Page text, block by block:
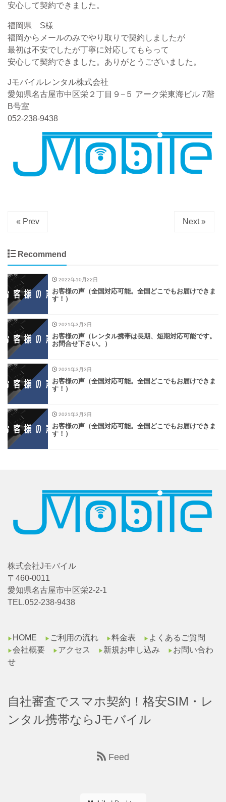
安心して契約できました。
福岡県 S様
福岡からメールのみでやり取りで契約しましたが
最初は不安でしたが丁寧に対応してもらって
安心して契約できました。ありがとうございました。
Jモバイルレンタル株式会社
愛知県名古屋市中区栄２丁目９−５ アーク栄東海ビル 7階
B号室
052-238-9438
« Prev Next »
Recommend
2022年10月22日
お客様の声（全国対応可能。全国どこでもお届けできま
す！）
2021年3月3日
お客様の声（レンタル携帯は長期、短期対応可能です。
お問合せ下さい。）
2021年3月3日
お客様の声（全国対応可能。全国どこでもお届けできま
す！）
2021年3月3日
お客様の声（全国対応可能。全国どこでもお届けできま
す！）
株式会社Jモバイル
〒460-0011
愛知県名古屋市中区栄2-2-1
TEL.052-238-9438
▶︎ HOME ▶︎ ご利用の流れ ▶︎料金表 ▶︎ よくあるご質問
▶︎会社概要 ▶︎ アクセス ▶︎ 新規お申し込み ▶︎ お問い合わ
せ
自社審査でスマホ契約！格安SIM・レ
ンタル携帯ならJモバイル
Feed